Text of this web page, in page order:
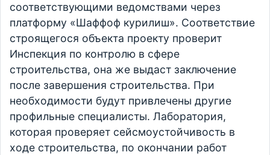
соответствующими ведомствами через
платформу «Шаффоф курилиш». Соответствие
строящегося объекта проекту проверит
Инспекция по контролю в сфере
строительства, она же выдаст заключение
после завершения строительства. При
необходимости будут привлечены другие
профильные специалисты. Лаборатория,
которая проверяет сейсмоустойчивость в
ходе строительства, по окончании работ